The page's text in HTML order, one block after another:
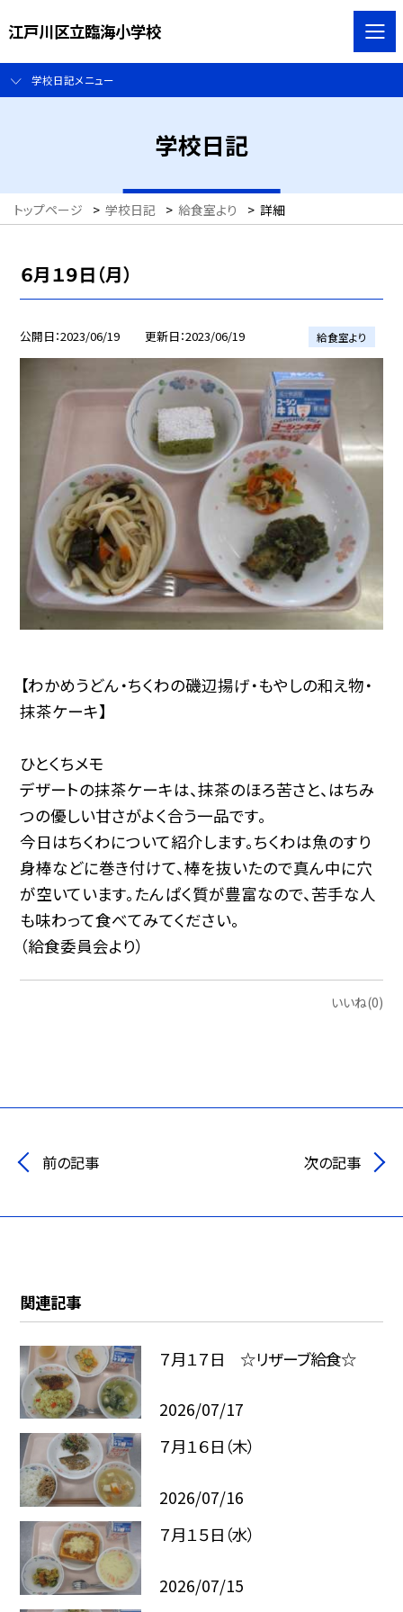
江戸川区立臨海小学校
学校日記メニュー
学校日記
トップページ > 学校日記 > 給食室より > 詳細
６月１９日（月）
公開日 2023/06/19 更新日 2023/06/19 給食室より
【わかめうどん・ちくわの磯辺揚げ・もやしの和え物・
抹茶ケーキ】
ひとくちメモ
デザートの抹茶ケーキは、抹茶のほろ苦さと、はちみ
つの優しい甘さがよく合う一品です。
今日はちくわについて紹介します。ちくわは魚のすり
身棒などに巻き付けて、棒を抜いたので真ん中に穴
が空いています。たんぱく質が豊富なので、苦手な人
も味わって食べてみてください。
（給食委員会より）
いいね(0)
前の記事 次の記事
関連記事
７月１７日 ☆リザーブ給食☆
2026/07/17
７月１６日（木）
2026/07/16
７月１５日（水）
2026/07/15